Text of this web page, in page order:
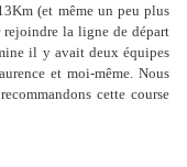
(et même un peu plus
la ligne de départ
il y avait deux équipes
et moi-même. Nous
cette course